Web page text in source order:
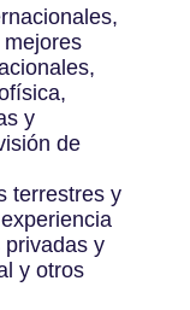
y
de
terrestres y
y
y otros